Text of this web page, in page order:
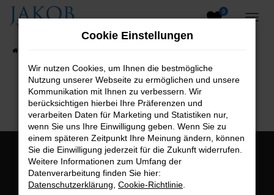
Zum
0
B2B-Shop
Öffnungszeiten:
Montag bis Freitag:
Cookie Einstellungen
Wir nutzen Cookies, um Ihnen die bestmögliche
Nutzung unserer Webseite zu ermöglichen und unsere
Kommunikation mit Ihnen zu verbessern. Wir
berücksichtigen hierbei Ihre Präferenzen und
verarbeiten Daten für Marketing und Statistiken nur,
wenn Sie uns Ihre Einwilligung geben. Wenn Sie zu
einem späteren Zeitpunkt Ihre Meinung ändern, können
Sie die Einwilligung jederzeit für die Zukunft widerrufen.
Weitere Informationen zum Umfang der
Datenverarbeitung finden Sie hier:
Datenschutzerklärung Cookie-Richtlinie